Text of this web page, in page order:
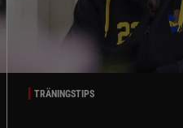
TRÄNINGSTIPS